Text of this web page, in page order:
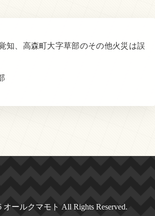
知、高森町大字草部のその他火災は誤
オールクマモト All Rights Reserved.